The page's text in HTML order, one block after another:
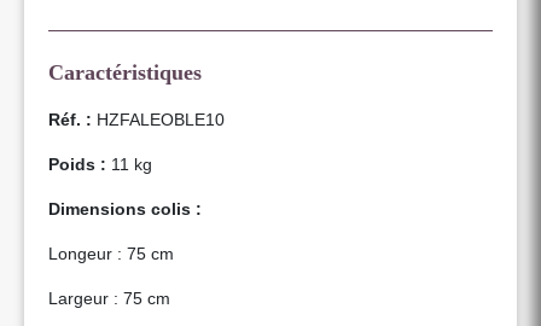
Caractéristiques
Réf. : HZFALEOBLE10
Poids : 11 kg
Dimensions colis :
Longeur : 75 cm
Largeur : 75 cm